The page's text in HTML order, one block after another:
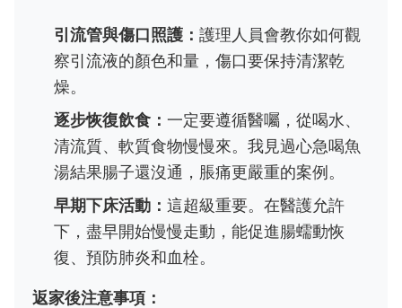
引流管與傷口照護： 護理人員會教你如何觀
察引流液的顏色和量，傷口要保持清潔乾
燥。
逐步恢復飲食： 一定要遵循醫囑，從喝水、
清流質、軟質食物慢慢來。我見過心急喝魚
湯結果腸子還沒通，脹痛更嚴重的案例。
早期下床活動： 這超級重要。在醫護允許
下，盡早開始慢慢走動，能促進腸蠕動恢
復、預防肺炎和血栓。
返家後注意事項：